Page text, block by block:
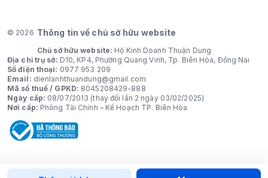
© 2026 Thông tin về chủ sở hữu website
Chủ sở hữu website: Hộ Kinh Doanh Thuận Dung
Địa chỉ trụ sở: D10, KP4, Phường Quang Vinh, Tp. Biên Hòa, Đồng Nai
Số điện thoại: 0977 953 209
Email: dienlanhthuandung@gmail.com
Mã số thuế / GPKD: 8045208429-888
Ngày cấp: 08/07/2013 (thay đổi lần 2 ngày 03/02/2025)
Nơi cấp: Phòng Tài Chính – Kế Hoạch TP. Biên Hòa